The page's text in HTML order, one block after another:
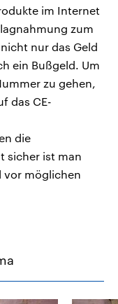
im Internet
zum
nur das Geld
ein Bußgeld. Um
zu gehen,
das CE-
die
sicher ist man
vor möglichen